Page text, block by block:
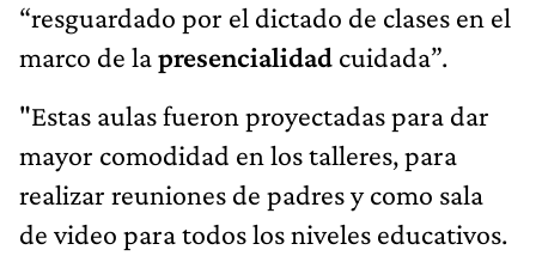
“resguardado por el dictado de clases en el
marco de lapresencialidad cuidada”.
"Estas aulas fueron proyectadas para dar
mayor comodidad en los talleres, para
realizar reuniones de padres y como sala
de video para todos los niveles educativos.